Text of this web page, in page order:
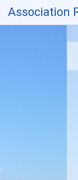
Association